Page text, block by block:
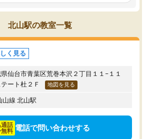
違い料金がリーズナ
ました。
すが、勉強への取り組
変化（率先して自宅
る）し成績も向上し
えが少々負担になっ
を加味しても通って
ています。
しずつなくなりました。
その結果成績も上がり、
たのを覚えています。
塾だと思います。
北山駅の教室一覧
く見る
仙台市青葉区荒巻本沢２丁目１１−１１
ート杜２Ｆ
地図を見る
山線 北山駅
通話
無料 電話で問い合わせする